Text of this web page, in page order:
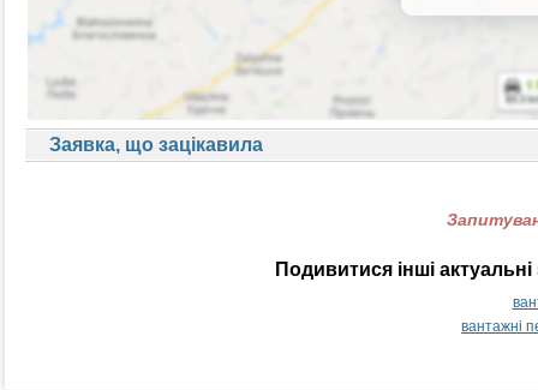
Заявка, що зацікавила
Подивитися інші
вантажні